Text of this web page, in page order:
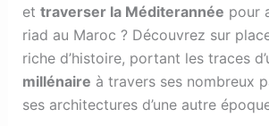
et traverser la Méditerannée pour
riad au Maroc ? Découvrez sur
riche d’histoire, portant les traces
millénaire à travers ses nombreux
ses architectures d’une autre